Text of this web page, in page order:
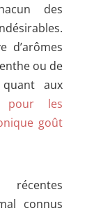
des
d’arômes
ou de
aux
pour les
goût
récentes
connus